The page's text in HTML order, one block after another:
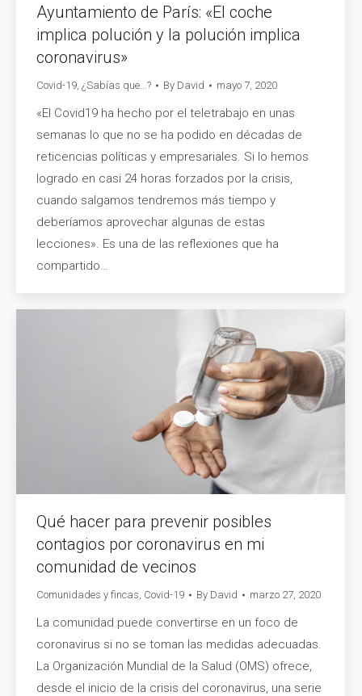
Ayuntamiento de París: «El coche
implica polución y la polución implica
coronavirus»
Covid-19 ¿Sabías que...? By David mayo 7, 2020
«El Covid19 ha hecho por el teletrabajo en unas
semanas lo que no se ha podido en décadas de
reticencias políticas y empresariales. Si lo hemos
logrado en casi 24 horas forzados por la crisis,
cuando salgamos tendremos más tiempo y
deberíamos aprovechar algunas de estas
lecciones». Es una de las reflexiones que ha
compartido…
Qué hacer para prevenir posibles
contagios por coronavirus en mi
comunidad de vecinos
Comunidades y fincas Covid-19 By David marzo 27, 2020
La comunidad puede convertirse en un foco de
coronavirus si no se toman las medidas adecuadas.
La Organización Mundial de la Salud (OMS) ofrece,
desde el inicio de la crisis del coronavirus, una serie